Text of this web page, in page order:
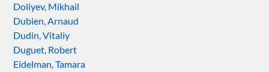
Doliyev, Mikhail
Dubien, Arnaud
Dudin, Vitaliy
Duguet, Robert
Eidelman, Tamara